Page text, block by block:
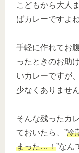
こどもから大人
ばカレーですよね
手軽に作れてお
ったときのお助
いカレーですが
少なくありません
そんな残ったカ
ておいたら、”冷
まった…！”なん